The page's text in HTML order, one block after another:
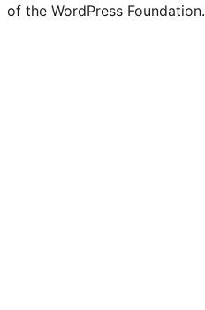
of the WordPress Foundation.